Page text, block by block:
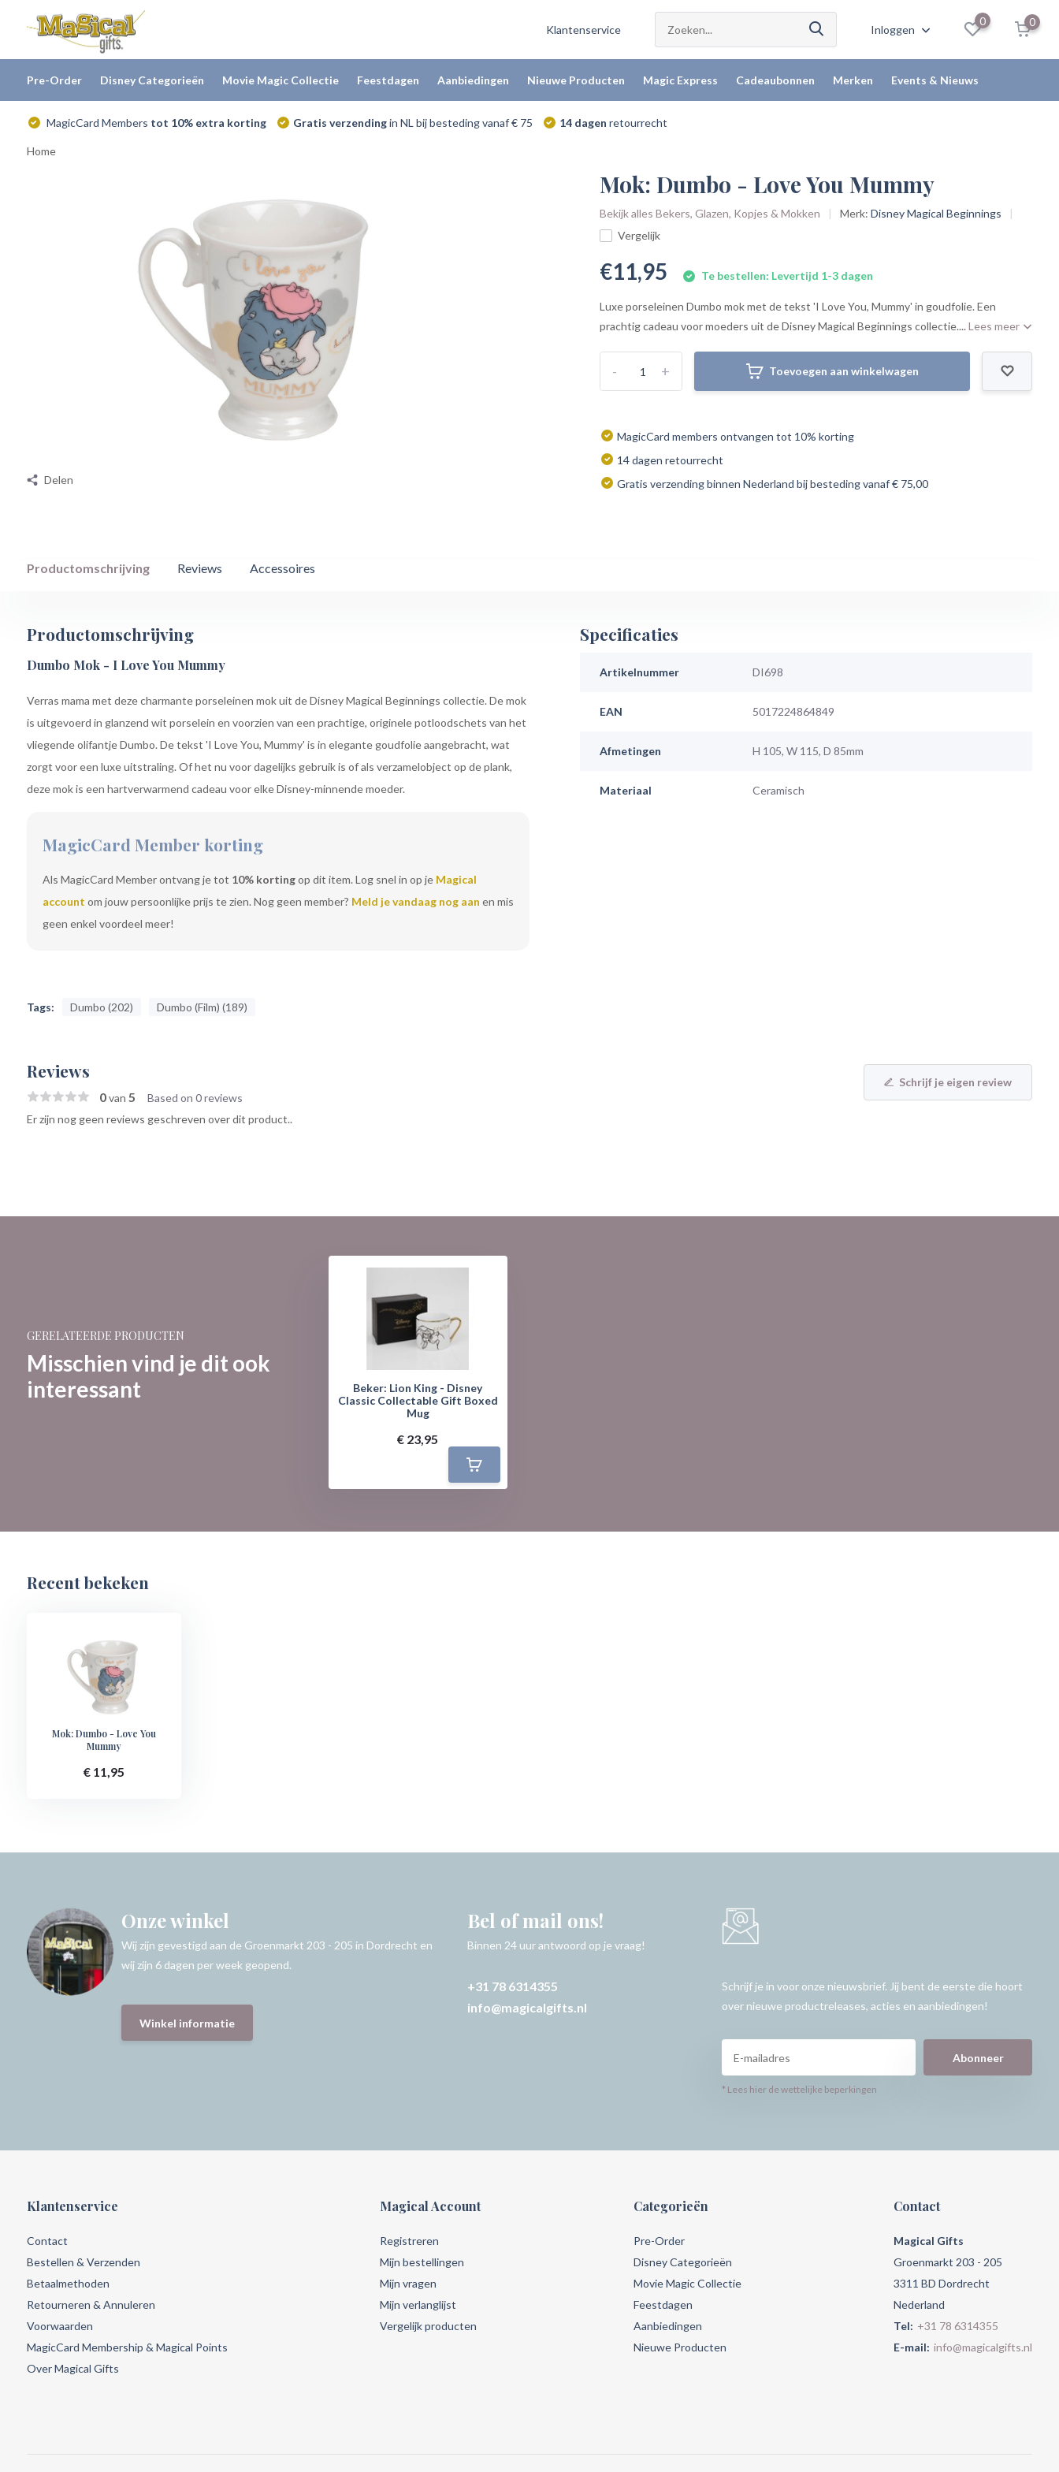
Klantenservice Inloggen
0 0
Pre-Order Disney Categorieën Movie Magic Collectie Feestdagen Aanbiedingen Nieuwe Producten Magic Express Cadeaubonnen Merken Events & Nieuws
MagicCard Members tot 10% extra korting Gratis verzendingin NL bij besteding vanaf € 75 14 dagen retourrecht
Home
Delen
Mok: Dumbo - Love You Mummy
Bekijk alles Bekers, Glazen, Kopjes & Mokken Merk:Disney Magical Beginnings
Vergelijk
€11,95 Te bestellen: Levertijd 1-3 dagen
Luxe porseleinen Dumbo mok met de tekst 'I Love You, Mummy' in goudfolie. Een
prachtig cadeau voor moeders uit de Disney Magical Beginnings collectie....Lees meer
+
- Toevoegen aan winkelwagen
MagicCard members ontvangen tot 10% korting
14 dagen retourrecht
Gratis verzending binnen Nederland bij besteding vanaf € 75,00
Productomschrijving Reviews Accessoires
Productomschrijving
Dumbo Mok - I Love You Mummy
Verras mama met deze charmante porseleinen mok uit de Disney Magical Beginnings collectie. De mok
is uitgevoerd in glanzend wit porselein en voorzien van een prachtige, originele potloodschets van het
vliegende olifantje Dumbo. De tekst 'I Love You, Mummy' is in elegante goudfolie aangebracht, wat
zorgt voor een luxe uitstraling. Of het nu voor dagelijks gebruik is of als verzamelobject op de plank,
deze mok is een hartverwarmend cadeau voor elke Disney-minnende moeder.
MagicCard Member korting
Als MagicCard Member ontvang je tot 10% kortingop dit item. Log snel in op je Magical
account om jouw persoonlijke prijs te zien. Nog geen member? Meld je vandaag nog aan en mis
geen enkel voordeel meer!
Tags: Dumbo (202) Dumbo (Film) (189)
Specificaties
Artikelnummer DI698
EAN 5017224864849
Afmetingen H 105, W 115, D 85mm
Materiaal Ceramisch
Reviews
0van 5 Based on 0 reviews
Schrijf je eigen review
Er zijn nog geen reviews geschreven over dit product..
GERELATEERDE PRODUCTEN
Misschien vind je dit ook
interessant
Beker: Lion King - Disney
Classic Collectable Gift Boxed
Mug
€ 23,95
Recent bekeken
Mok: Dumbo - Love You
Mummy
€ 11,95
Onze winkel
Wij zijn gevestigd aan de Groenmarkt 203 - 205 in Dordrecht en
wij zijn 6 dagen per week geopend.
Winkel informatie
Bel of mail ons!
Binnen 24 uur antwoord op je vraag!
+31 78 6314355
info@magicalgifts.nl
Schrijf je in voor onze nieuwsbrief. Jij bent de eerste die hoort
over nieuwe productreleases, acties en aanbiedingen!
Abonneer
* Lees hier de wettelijke beperkingen
Klantenservice
Contact
Bestellen & Verzenden
Betaalmethoden
Retourneren & Annuleren
Voorwaarden
MagicCard Membership & Magical Points
Over Magical Gifts
Magical Account
Registreren
Mijn bestellingen
Mijn vragen
Mijn verlanglijst
Vergelijk producten
Categorieën
Pre-Order
Disney Categorieën
Movie Magic Collectie
Feestdagen
Aanbiedingen
Nieuwe Producten
Contact
Magical Gifts
Groenmarkt 203 - 205
3311 BD Dordrecht
Nederland
Tel: +31 78 6314355
E-mail: info@magicalgifts.nl